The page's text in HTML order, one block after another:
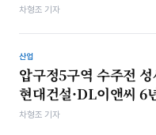
차형조 기자
산업
압구정5구역 수주전
현대건설·DL이앤씨 6
차형조 기자